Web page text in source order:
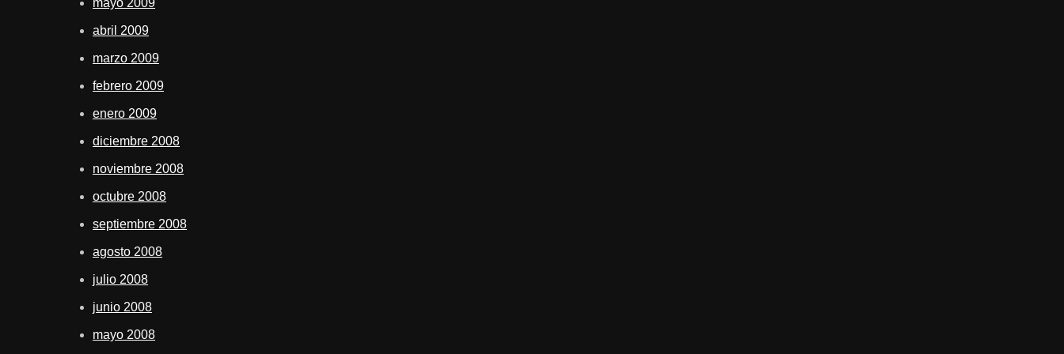
mayo 2009
abril 2009
marzo 2009
febrero 2009
enero 2009
diciembre 2008
noviembre 2008
octubre 2008
septiembre 2008
agosto 2008
julio 2008
junio 2008
mayo 2008